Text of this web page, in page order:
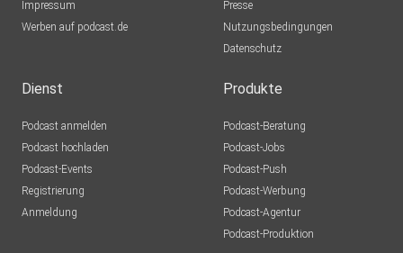
Impressum
Werben auf podcast.de
Presse
Nutzungsbedingungen
Datenschutz
Dienst
Podcast anmelden
Podcast hochladen
Podcast-Events
Registrierung
Anmeldung
Produkte
Podcast-Beratung
Podcast-Jobs
Podcast-Push
Podcast-Werbung
Podcast-Agentur
Podcast-Produktion